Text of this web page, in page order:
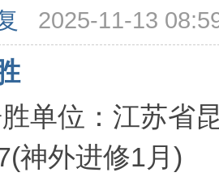
2025-11-13
单位：江苏省
神外进修1月)